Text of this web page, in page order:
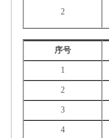
2
序号
1
2
3
4